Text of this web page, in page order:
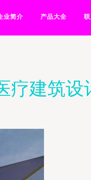
业简介 产品大全
疗建筑设